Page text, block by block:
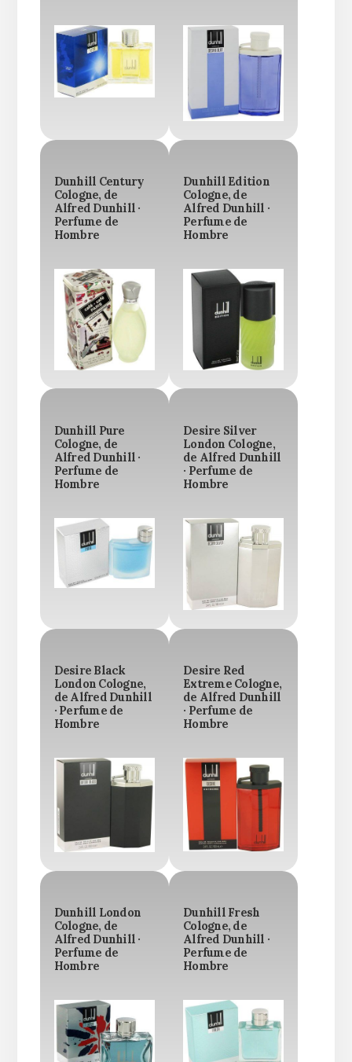
Dunhill Century
Cologne, de
Alfred Dunhill ·
Perfume de
Hombre
Dunhill Edition
Cologne, de
Alfred Dunhill ·
Perfume de
Hombre
Dunhill Pure
Cologne, de
Alfred Dunhill ·
Perfume de
Hombre
Desire Silver
London Cologne,
de Alfred Dunhill
· Perfume de
Hombre
Desire Black
London Cologne,
de Alfred Dunhill
· Perfume de
Hombre
Desire Red
Extreme Cologne,
de Alfred Dunhill
· Perfume de
Hombre
Dunhill London
Cologne, de
Alfred Dunhill ·
Perfume de
Hombre
Dunhill Fresh
Cologne, de
Alfred Dunhill ·
Perfume de
Hombre